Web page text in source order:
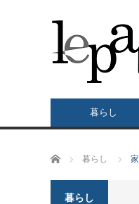
暮らし
ホーム 暮らし
暮らし